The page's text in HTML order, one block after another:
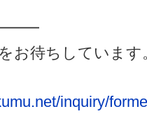
お待ちしています
inquiry/